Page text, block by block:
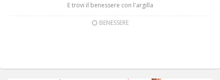
E trovi il benessere con l'argilla
BENESSERE